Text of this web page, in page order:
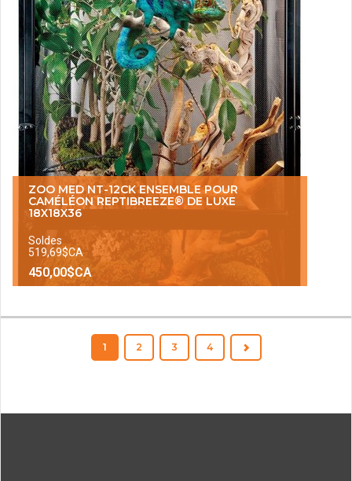
ZOO MED NT-12CK ENSEMBLE POUR
CAMÉLÉON REPTIBREEZE® DE LUXE
18X18X36
Soldes
519,69$CA
450,00$CA
1 2 3 4